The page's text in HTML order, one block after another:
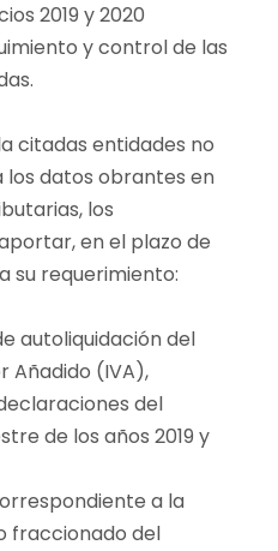
2019 y 2020
y control de las
citadas entidades no
datos obrantes en
los
en el plazo de
su requerimiento:
autoliquidación del
Añadido (IVA),
del
de los años 2019 y
a la
fraccionado del